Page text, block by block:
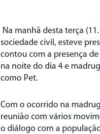
Na manhã desta terça
sociedade civil, esteve
contou com a presença
na noite do dia 4 e
como Pet.
Com o ocorrido na
reunião com vários
o diálogo com a